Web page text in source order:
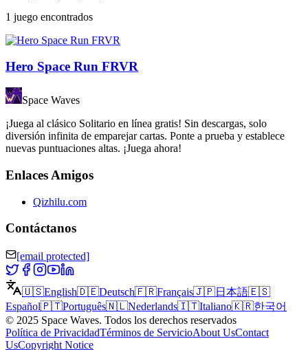
1 juego encontrados
Hero Space Run FRVR
Space Waves
¡Juega al clásico Solitario en línea gratis! Sin descargas, solo
diversión infinita de emparejar cartas. Ponte a prueba y establece
nuevas puntuaciones altas. ¡Juega ahora!
Enlaces Amigos
Qizhilu.com
Contáctanos
[email protected]
🇺🇸English🇩🇪Deutsch🇫🇷Français🇯🇵日本語🇪🇸
Español🇵🇹Português🇳🇱Nederlands🇮🇹Italiano🇰🇷한국어
© 2025 Space Waves. Todos los derechos reservados
Política de PrivacidadTérminos de ServicioAbout UsContact
UsCopyright Notice